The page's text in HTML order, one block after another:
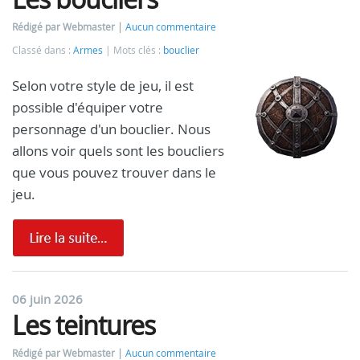
Rédigé par Webmaster
Aucun commentaire
Classé dans : Armes Mots clés : bouclier
Selon votre style de jeu, il est
possible d'équiper votre
personnage d'un bouclier. Nous
allons voir quels sont les boucliers
que vous pouvez trouver dans le
jeu.
06 juin 2026
Les teintures
Rédigé par Webmaster Aucun commentaire